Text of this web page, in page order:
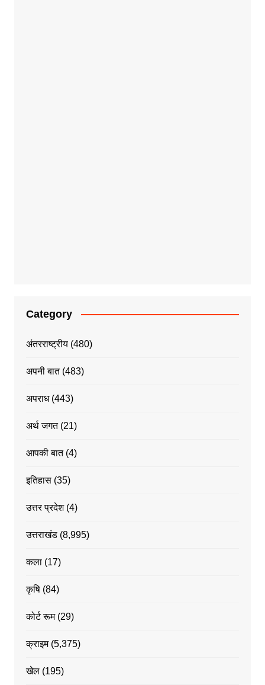
Category
अंतरराष्ट्रीय(480)
अपनी बात(483)
अपराध(443)
अर्थ जगत(21)
आपकी बात(4)
इतिहास(35)
उत्तर प्रदेश(4)
उत्तराखंड(8,995)
कला(17)
कृषि(84)
कोर्ट रूम(29)
क्राइम(5,375)
खेल(195)